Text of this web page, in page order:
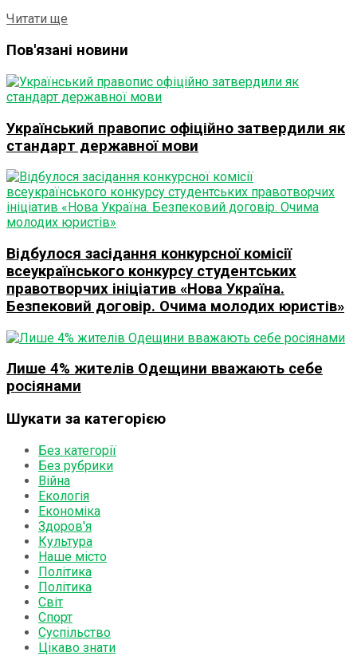
Читати ще
Пов'язані новини
Український правопис офіційно затвердили як
стандарт державної мови
Відбулося засідання конкурсної комісії
всеукраїнського конкурсу студентських
правотворчих ініціатив «Нова Україна.
Безпековий договір. Очима молодих юристів»
Лише 4% жителів Одещини вважають себе
росіянами
Шукати за категорією
Без категорії
Без рубрики
Війна
Екологія
Економіка
Здоров'я
Культура
Наше місто
Політика
Політика
Світ
Спорт
Суспільство
Цікаво знати